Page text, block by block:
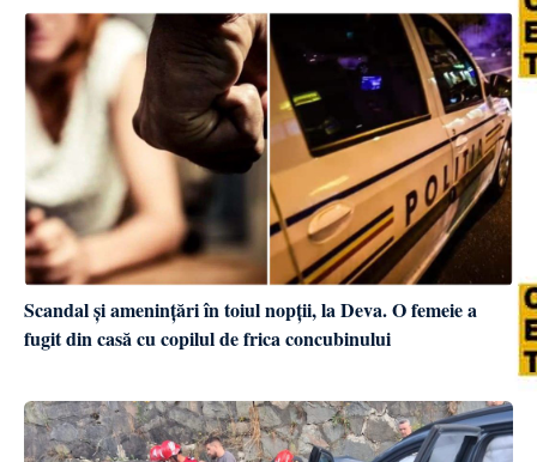
Scandal și amenințări în toiul nopții, la Deva. O femeie a
fugit din casă cu copilul de frica concubinului